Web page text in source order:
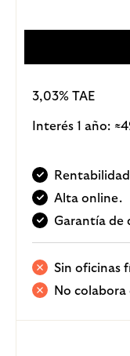
3,03% TAE
Interés 1 año: ≈
Alta online.
Garantía de
Sin oficinas
No